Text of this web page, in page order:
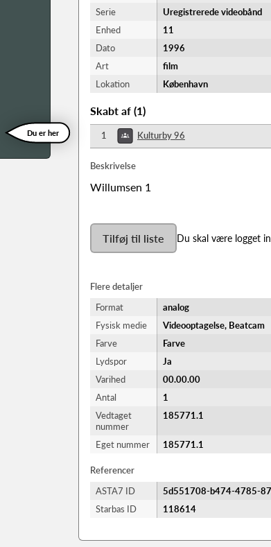
Du er her
Serie
Uregistrerede videobånd
Enhed
11
Dato
1996
Art
film
Lokation
København
Skabt af (1)
1 Kulturby 96
Beskrivelse
Willumsen 1
Tilføj til liste Du skal være logget
Flere detaljer
Format
analog
Fysisk medie
Videooptagelse, Beatcam
Farve
Farve
Lydspor
Ja
Varihed
00.00.00
Antal
1
Vedtaget
nummer
185771.1
Eget nummer 185771.1
Referencer
ASTA7 ID
5d551708-b474-4785-
Starbas ID
118614